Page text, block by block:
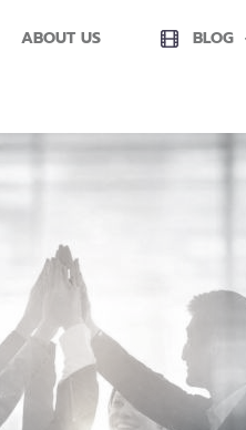
ABOUT US BLOG